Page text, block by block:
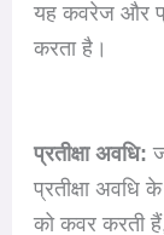
यह कवरेज और
करता है।
प्रतीक्षा अवधि:
प्रतीक्षा अवधि
को कवर करती